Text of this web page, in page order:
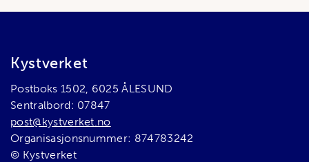
Bunnområde
Kystverket
Postboks 1502, 6025 ÅLESUND
Sentralbord: 07847
post@kystverket.no
Organisasjonsnummer: 874783242
© Kystverket